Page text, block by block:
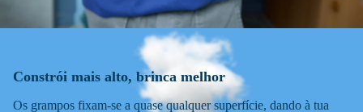
Constrói mais alto, brinca melhor
Os grampos fixam-se a quase qualquer superfície, dando à tua